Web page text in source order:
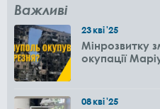
Важливі
23кві'25
Мінрозвитку
окупації
08кві'25